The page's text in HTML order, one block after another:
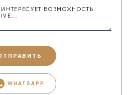
WHATSAPP